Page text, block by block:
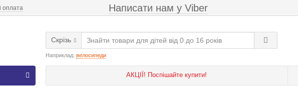
оплата Написати нам у Viber
Скрізь
Наприклад: велосипеди
АКЦІЇ! Поспішайте купити!